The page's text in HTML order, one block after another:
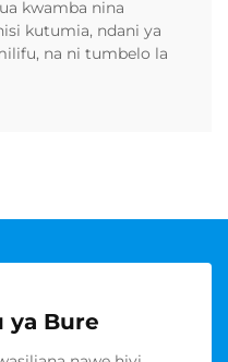
kwamba nina
kutumia, ndani ya
na ni tumbelo la
ya Bure